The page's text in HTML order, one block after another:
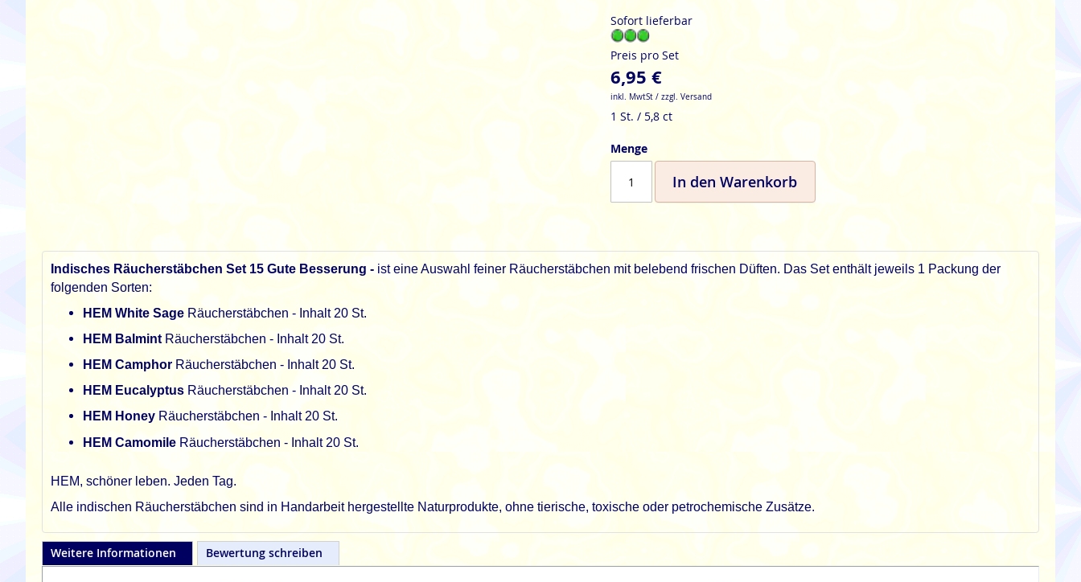
Sofort lieferbar
Preis pro Set
6,95 €
inkl. MwtSt / zzgl. Versand
1 St. / 5,8 ct
Menge
In den Warenkorb
Indisches Räucherstäbchen Set 15 Gute Besserung - ist eine Auswahl feiner Räucherstäbchen mit belebend frischen Düften. Das Set enthält jeweils 1 Packung der
folgenden Sorten:
HEM White Sage Räucherstäbchen - Inhalt 20 St.
HEM Balmint Räucherstäbchen - Inhalt 20 St.
HEM Camphor Räucherstäbchen - Inhalt 20 St.
HEM Eucalyptus Räucherstäbchen - Inhalt 20 St.
HEM Honey Räucherstäbchen - Inhalt 20 St.
HEM Camomile Räucherstäbchen - Inhalt 20 St.
HEM, schöner leben. Jeden Tag.
Alle indischen Räucherstäbchen sind in Handarbeit hergestellte Naturprodukte, ohne tierische, toxische oder petrochemische Zusätze.
Weitere Informationen Bewertung schreiben